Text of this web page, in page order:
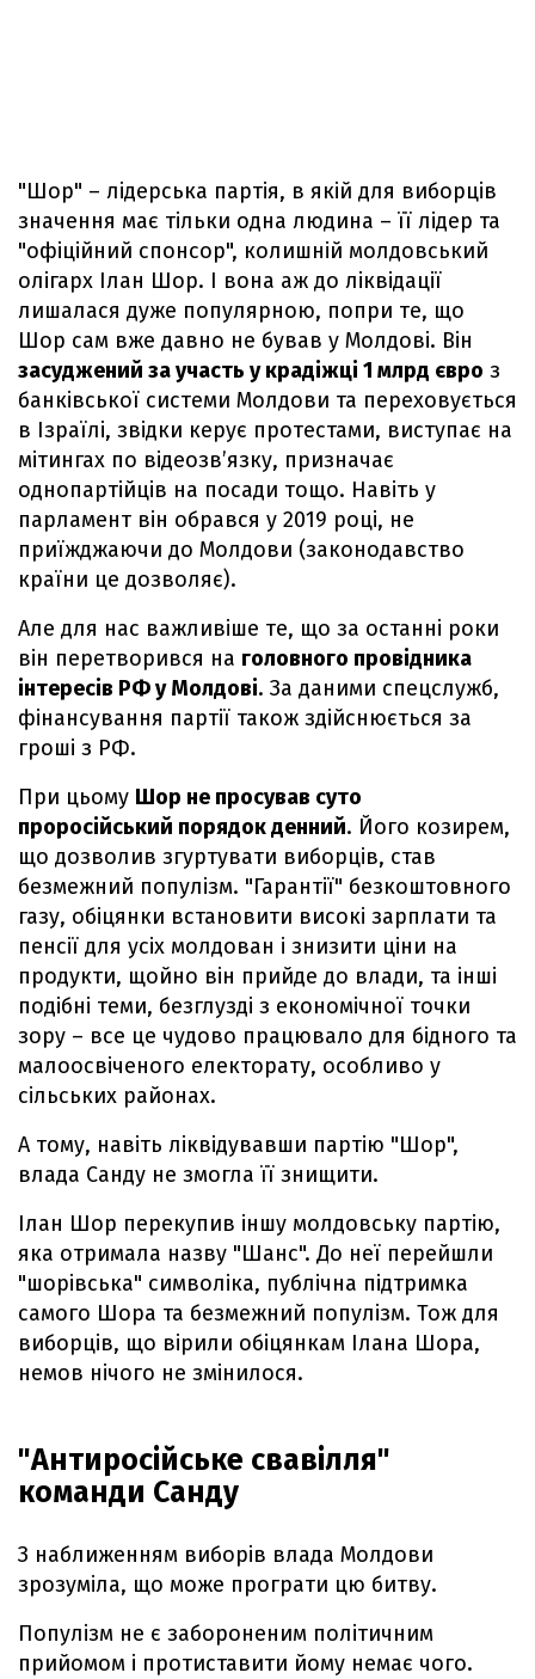
"Шор" – лідерська партія, в якій для виборців
значення має тільки одна людина – її лідер та
"офіційний спонсор", колишній молдовський
олігарх Ілан Шор. І вона аж до ліквідації
лишалася дуже популярною, попри те, що
Шор сам вже давно не бував у Молдові. Він
засуджений за участь у крадіжці 1 млрд євро з
банківської системи Молдови та переховується
в Ізраїлі, звідки керує протестами, виступає на
мітингах по відеозв’язку, призначає
однопартійців на посади тощо. Навіть у
парламент він обрався у 2019 році, не
приїжджаючи до Молдови (законодавство
країни це дозволяє).
Але для нас важливіше те, що за останні роки
він перетворився на головного провідника
інтересів РФ у Молдові. За даними спецслужб,
фінансування партії також здійснюється за
гроші з РФ.
При цьому Шор не просував суто
проросійський порядок денний. Його козирем,
що дозволив згуртувати виборців, став
безмежний популізм. "Гарантії" безкоштовного
газу, обіцянки встановити високі зарплати та
пенсії для усіх молдован і знизити ціни на
продукти, щойно він прийде до влади, та інші
подібні теми, безглузді з економічної точки
зору – все це чудово працювало для бідного та
малоосвіченого електорату, особливо у
сільських районах.
А тому, навіть ліквідувавши партію "Шор",
влада Санду не змогла її знищити.
Ілан Шор перекупив іншу молдовську партію,
яка отримала назву "Шанс". До неї перейшли
"шорівська" символіка, публічна підтримка
самого Шора та безмежний популізм. Тож для
виборців, що вірили обіцянкам Ілана Шора,
немов нічого не змінилося.
"Антиросійське свавілля"
команди Санду
З наближенням виборів влада Молдови
зрозуміла, що може програти цю битву.
Популізм не є забороненим політичним
прийомом і протиставити йому немає чого.